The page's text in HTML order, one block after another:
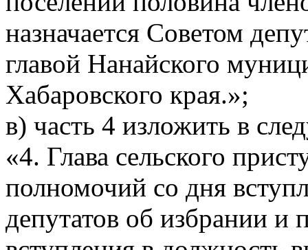
назначается Советом
главой Нанайского
Хабаровского края.»;
в) часть 4 изложить в
«4. Глава сельского
полномочий со дня
депутатов об избрании и